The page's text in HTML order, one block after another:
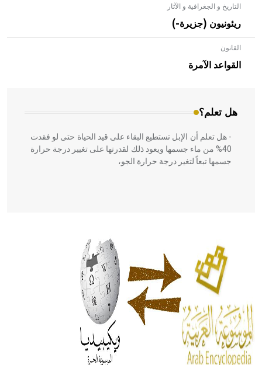
التاريخ و الجغرافية و الآثار
ريئونيون (جزيرة-)
القانون
القواعد الآمرة
هل تعلم؟
- هل تعلم أن الأبلق نوع من الفنون الهندسية التي ارتبطت
بالعمارة الإسلامية في بلاد الشام ومصر خاصة، حيث يحرص
المعمار على بناء مداميكه وخاصة في الواجهات
- هل تعلم أن الإبل تستطيع البقاء على قيد الحياة حتى لو فقدت
40% من ماء جسمها ويعود ذلك لقدرتها على تغيير درجة حرارة
جسمها تبعاً لتغير درجة حرارة الجو،
الحكم، الأدلة، تنظيم التغذية، ورسالته في جروح الرأس. ويعود
له الفضل بأنه حرر الطب من الدين والفلسفة.
- هل تعلم أن المرجان إفراز حيواني يتكون في البحر ويتركب
من مادة كربونات الكلسيوم، وهو أحمر أو شديد الحمرة وهو
أجود أنواعه، ويمتاز بكبر الحجم ويسمى الش